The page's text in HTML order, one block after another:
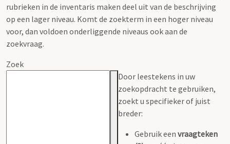
rubrieken in de inventaris maken deel uit van de beschrijving
op een lager niveau. Komt de zoekterm in een hoger niveau
voor, dan voldoen onderliggende niveaus ook aan de
zoekvraag.
Zoek
Door leestekens in uw
zoekopdracht te gebruiken,
zoekt u specifieker of juist
breder:
Gebruik een vraagteken